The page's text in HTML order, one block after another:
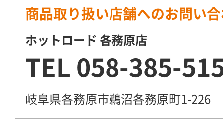
商品取り扱い店舗へのお問い
ホットロード 各務原店
TEL 058-385-
岐阜県各務原市鵜沼各務原町1-226